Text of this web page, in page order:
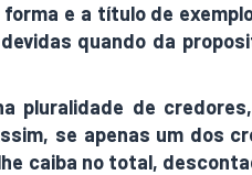
e a título de
quando da
pluralidade de
se apenas um dos
caiba no total,